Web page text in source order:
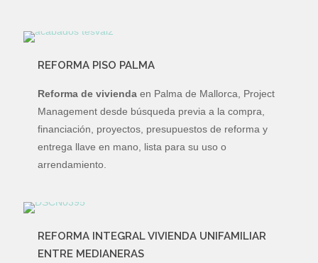
REFORMA PISO PALMA
Reforma de vivienda en Palma de Mallorca, Project
Management desde búsqueda previa a la compra,
financiación, proyectos, presupuestos de reforma y
entrega llave en mano, lista para su uso o
arrendamiento.
REFORMA INTEGRAL VIVIENDA UNIFAMILIAR
ENTRE MEDIANERAS